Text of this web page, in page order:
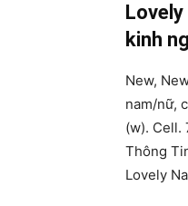
kinh
New,
nam/nữ,
(w).
Thông
Lovely